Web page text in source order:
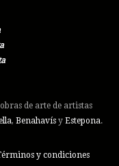
de arte de artistas
, Benahavís y Estepona.
y condiciones